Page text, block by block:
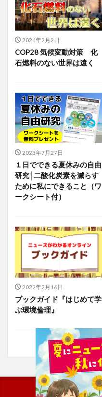
2024年2月2日
COP28 気候変動対策 化
石燃料のない世界は遠く
2023年7月27日
１日でできる夏休みの自由
研究│二酸化炭素を減らす
ために私にできること（ワ
ークシート付）
2022年2月16日
ブックガイド『はじめて学
ぶ環境倫理』